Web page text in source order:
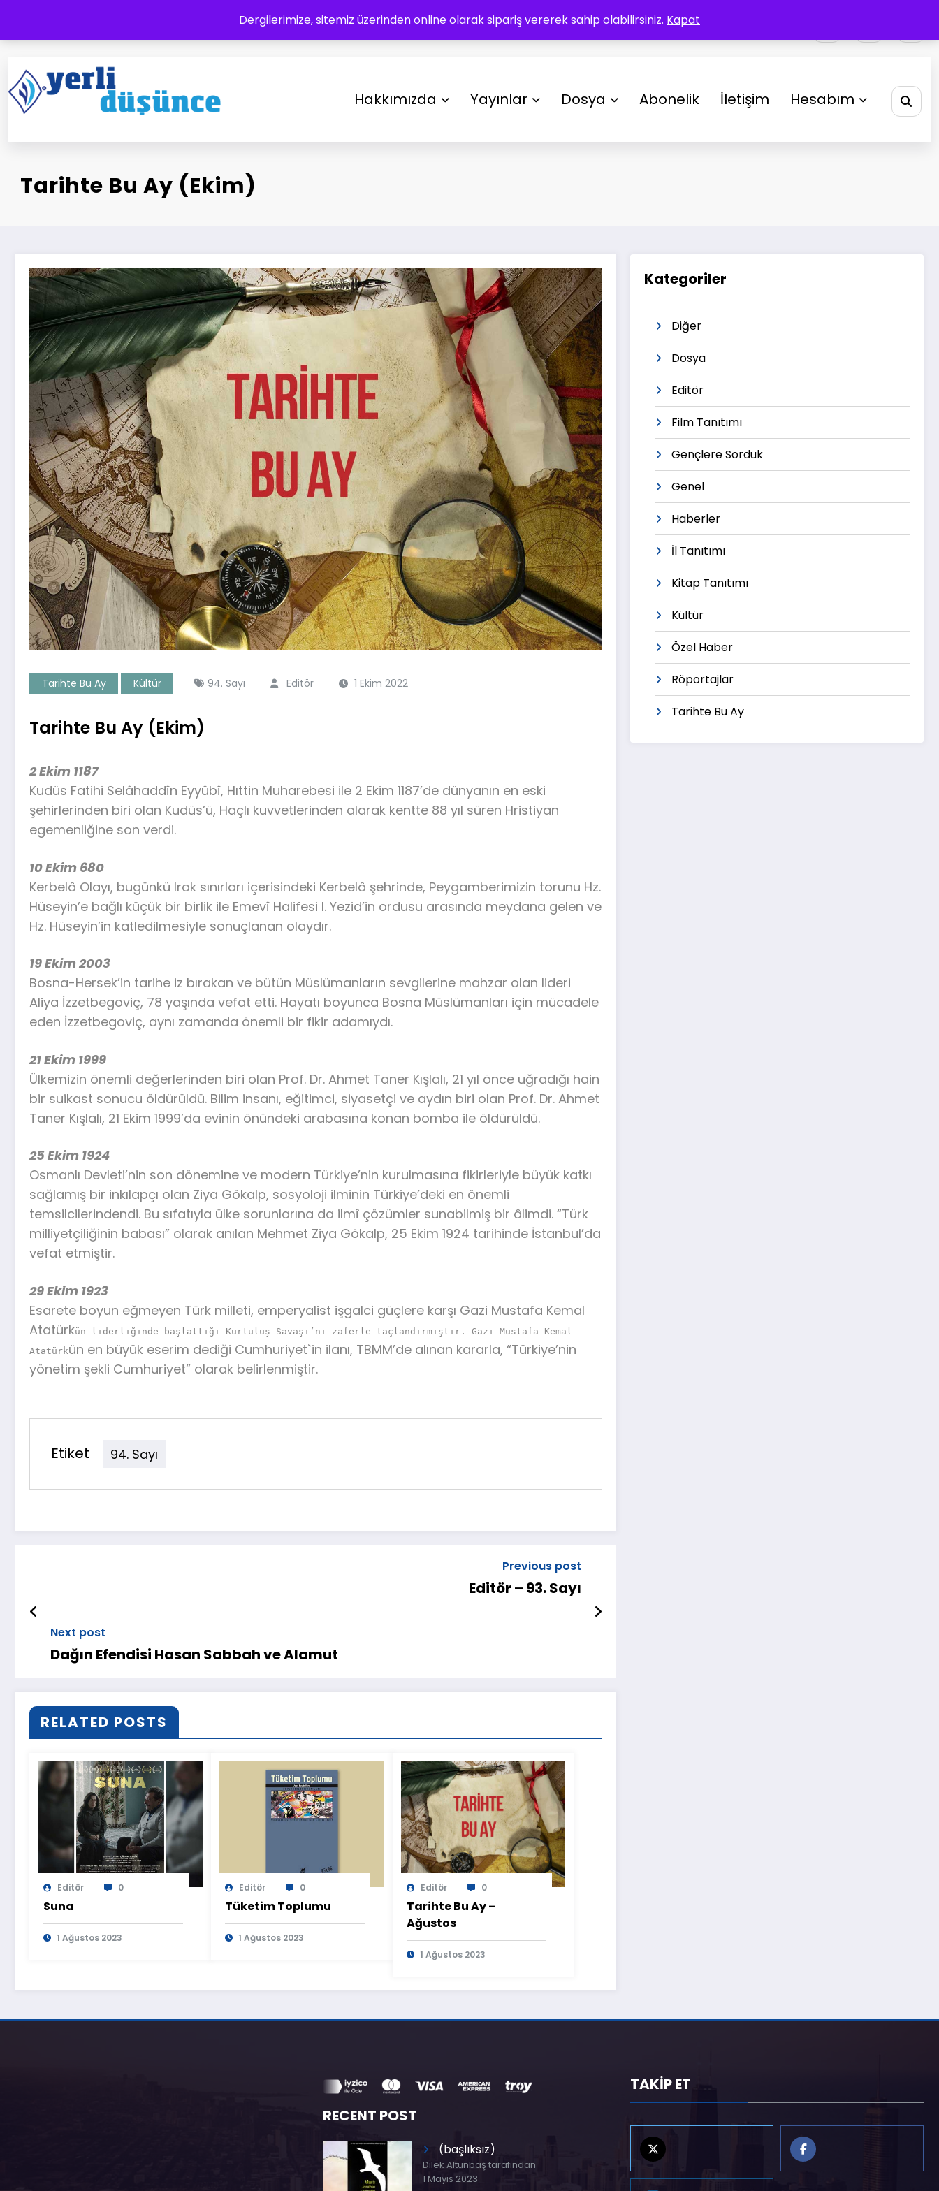
Dergilerimize, sitemiz üzerinden online olarak sipariş vererek sahip olabilirsiniz. Kapat
Yerli Düşünce Dergisi
Hakkımızda Yayınlar Dosya Abonelik İletişim Hesabım
Tarihte Bu Ay (Ekim)
Tarihte Bu Ay Kültür 94. Sayı Editör 1 Ekim 2022
Tarihte Bu Ay (Ekim)
2 Ekim 1187
Kudüs Fatihi Selâhaddîn Eyyûbî, Hıttin Muharebesi ile 2 Ekim 1187’de dünyanın en eski
şehirlerinden biri olan Kudüs’ü, Haçlı kuvvetlerinden alarak kentte 88 yıl süren Hristiyan
egemenliğine son verdi.
10 Ekim 680
Kerbelâ Olayı, bugünkü Irak sınırları içerisindeki Kerbelâ şehrinde, Peygamberimizin torunu Hz.
Hüseyin’e bağlı küçük bir birlik ile Emevî Halifesi I. Yezid’in ordusu arasında meydana gelen ve
Hz. Hüseyin’in katledilmesiyle sonuçlanan olaydır.
19 Ekim 2003
Bosna-Hersek’in tarihe iz bırakan ve bütün Müslümanların sevgilerine mahzar olan lideri
Aliya İzzetbegoviç, 78 yaşında vefat etti. Hayatı boyunca Bosna Müslümanları için mücadele
eden İzzetbegoviç, aynı zamanda önemli bir fikir adamıydı.
21 Ekim 1999
Ülkemizin önemli değerlerinden biri olan Prof. Dr. Ahmet Taner Kışlalı, 21 yıl önce uğradığı hain
bir suikast sonucu öldürüldü. Bilim insanı, eğitimci, siyasetçi ve aydın biri olan Prof. Dr. Ahmet
Taner Kışlalı, 21 Ekim 1999’da evinin önündeki arabasına konan bomba ile öldürüldü.
25 Ekim 1924
Osmanlı Devleti’nin son dönemine ve modern Türkiye’nin kurulmasına fikirleriyle büyük katkı
sağlamış bir inkılapçı olan Ziya Gökalp, sosyoloji ilminin Türkiye’deki en önemli
temsilcilerindendi. Bu sıfatıyla ülke sorunlarına da ilmî çözümler sunabilmiş bir âlimdi. “Türk
milliyetçiliğinin babası” olarak anılan Mehmet Ziya Gökalp, 25 Ekim 1924 tarihinde İstanbul’da
vefat etmiştir.
29 Ekim 1923
Esarete boyun eğmeyen Türk milleti, emperyalist işgalci güçlere karşı Gazi Mustafa Kemal
Atatürkün liderliğinde başlattığı Kurtuluş Savaşı’nı zaferle taçlandırmıştır. Gazi Mustafa Kemal
Atatürkün en büyük eserim dediği Cumhuriyet`in ilanı, TBMM’de alınan kararla, “Türkiye’nin
yönetim şekli Cumhuriyet” olarak belirlenmiştir.
Etiket 94. Sayı
Previous post
Editör – 93. Sayı
Next post
Dağın Efendisi Hasan Sabbah ve Alamut
RELATED POSTS
Editör 0
Suna
1 Ağustos 2023
Editör 0
Tüketim Toplumu
1 Ağustos 2023
Editör 0
Tarihte Bu Ay –
Ağustos
1 Ağustos 2023
Kategoriler
Diğer
Dosya
Editör
Film Tanıtımı
Gençlere Sorduk
Genel
Haberler
İl Tanıtımı
Kitap Tanıtımı
Kültür
Özel Haber
Röportajlar
Tarihte Bu Ay
RECENT POST
(başlıksız)
Dilek Altunbaş tarafından
1 Mayıs 2023
TAKİP ET